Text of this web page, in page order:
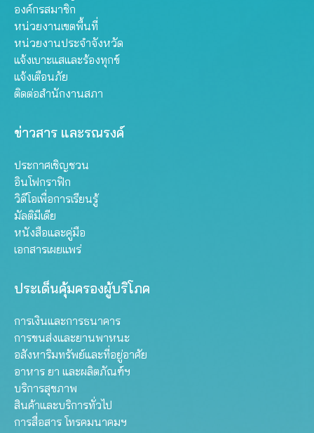
องค์กรสมาชิก
หน่วยงานเขตพื้นที่
หน่วยงานประจำจังหวัด
แจ้งเบาะแสและร้องทุกข์
แจ้งเตือนภัย
ติดต่อสำนักงานสภา
ข่าวสาร และรณรงค์
ประกาศเชิญชวน
อินโฟกราฟิก
วิดีโอเพื่อการเรียนรู้
มัลติมีเดีย
หนังสือและคู่มือ
เอกสารเผยแพร่
ประเด็นคุ้มครองผู้บริโภค
การเงินและการธนาคาร
การขนส่งและยานพาหนะ
อสังหาริมทรัพย์และที่อยู่อาศัย
อาหาร ยา และผลิตภัณฑ์ฯ
บริการสุขภาพ
สินค้าและบริการทั่วไป
การสื่อสาร โทรคมนาคมฯ